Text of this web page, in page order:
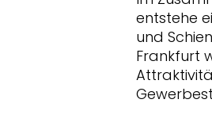
entstehe
und
Frankfurt